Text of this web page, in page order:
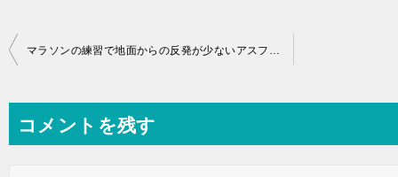
投
ナ
ビ
コメントを残す